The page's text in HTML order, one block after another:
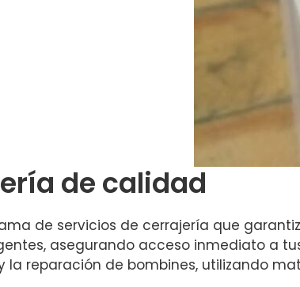
de calidad
de servicios de cerrajería que
asegurando acceso inmediato a
la reparación de bombines, utilizando